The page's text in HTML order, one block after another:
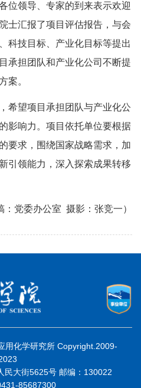
领导、专家的到来表示欢迎
士汇报了项目评估报告，与会
科技目标、产业化目标等提出
承担团队和产业化公司不断提
案。
望项目承担团队与产业化公
影响力。项目依托单位要根据
要求，围绕国家战略需求，加
引领能力，深入探索成果转移
党委办公室 摄影：张竞一）
用化学研究所 Copyright.2009-
民大街5625号 邮编：130022
85687300